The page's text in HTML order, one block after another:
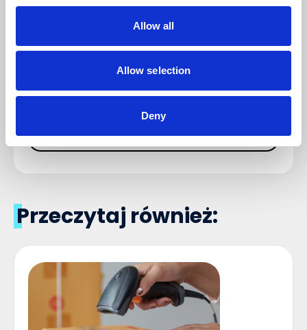
Allow all
Allow selection
Deny
Napisz komentarz
DODAJ KOMENTARZ
Przeczytaj również: